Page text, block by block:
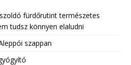
fürdőrutint természetes
tudsz könnyen elaludni
szappan